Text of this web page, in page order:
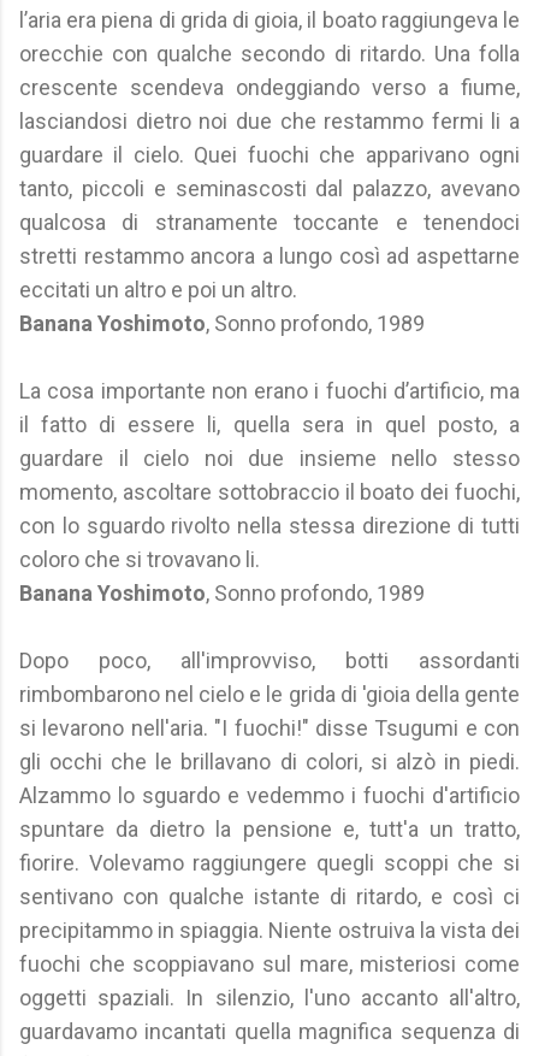
l’aria era piena di grida di gioia, il boato raggiungeva le
orecchie con qualche secondo di ritardo. Una folla
crescente scendeva ondeggiando verso a fiume,
lasciandosi dietro noi due che restammo fermi li a
guardare il cielo. Quei fuochi che apparivano ogni
tanto, piccoli e seminascosti dal palazzo, avevano
qualcosa di stranamente toccante e tenendoci
stretti restammo ancora a lungo così ad aspettarne
eccitati un altro e poi un altro.
Banana Yoshimoto, Sonno profondo, 1989
La cosa importante non erano i fuochi d’artificio, ma
il fatto di essere li, quella sera in quel posto, a
guardare il cielo noi due insieme nello stesso
momento, ascoltare sottobraccio il boato dei fuochi,
con lo sguardo rivolto nella stessa direzione di tutti
coloro che si trovavano li.
Banana Yoshimoto, Sonno profondo, 1989
Dopo poco, all'improvviso, botti assordanti
rimbombarono nel cielo e le grida di 'gioia della gente
si levarono nell'aria. "I fuochi!" disse Tsugumi e con
gli occhi che le brillavano di colori, si alzò in piedi.
Alzammo lo sguardo e vedemmo i fuochi d'artificio
spuntare da dietro la pensione e, tutt'a un tratto,
fiorire. Volevamo raggiungere quegli scoppi che si
sentivano con qualche istante di ritardo, e così ci
precipitammo in spiaggia. Niente ostruiva la vista dei
fuochi che scoppiavano sul mare, misteriosi come
oggetti spaziali. In silenzio, l'uno accanto all'altro,
guardavamo incantati quella magnifica sequenza di